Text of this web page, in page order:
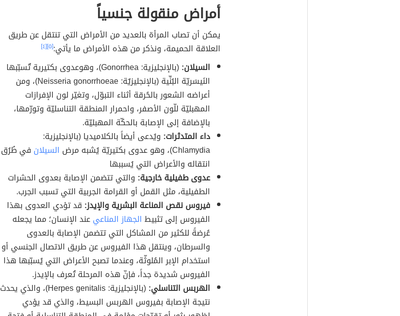
أمراض منقولة جنسياً
يمكن أن تصاب المرأة بالعديد من الأمراض التي تنتقل عن طريق
العلاقة الحميمة، ونذكر من هذه الأمراض ما يأتي:[٥] [٤]
السيلان:
(بالإنجليزية: Gonorrhea)، وهوعدوى بكتيرية تٌسبّبها
النَيسَريّة البُنِّية (بالإنجليزيٌة: Neisseria gonorrhoeae)، ومن
أعراضه الشعور بالحُرقة أثناء التبوّل، وتغيّر لون الإفرازات
المهبليّة للّون الأصفر، واحمرار المنطقة التناسليّة وتورّمها،
بالإضافة إلى الإصابة بالحكّة المهبليّة.
داء المتدثرات: ويُدعى أيضاً بالكلاميديا (بالإنجليزية:
Chlamydia)، وهو عدوى بكتيريّة يُشبه مرض
السيلان في طُرُق
انتقاله والأعراض التي يُسببها
عدوى طفيلية خارجية: والتي تتضمن الإصابة بعدوى الحشرات
الطفيلية، مثل القمل أو القرامة الجربية التي تسبب الجرب.
فيروس نقص المناعة البشرية والإيدز: قد تؤدي العدوى بهذا
الفيروس إلى تثبيط الجهاز المناعيعند الإنسان؛ مما يجعله
عُرضةً للكثير من المشاكل التي تتضمن الإصابة بالعدوى
والسرطان، وينتقل هذا الفيروس عن طريق الاتصال الجنسي أو
استخدام الإبر المُلوثّة، وعندما تصبح الأعراض التي يُسبّبها هذا
الفيروس شديدة جداً، فإنّ هذه المرحلة تُعرف بالإيدز.
الهربس التناسلي:
(بالإنجليزية: Herpes genitalis)، والذي يحدث
نتيجة الإصابة بفيروس الهربس البسيط، والذي قد يؤدي